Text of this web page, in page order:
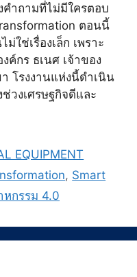
คำถามที่ไม่มีใครตอบ
ตอนนี้
ใช่เรื่องเล็ก เพราะ
ค์กร ธเนศ เจ้าของ
โรงงานแห่งนี้ดำเนิน
วงเศรษฐกิจดีและ
EQUIPMENT
, Smart
หกรรม 4.0